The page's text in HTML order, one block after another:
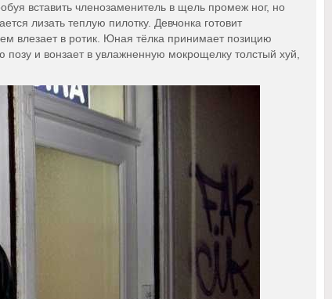
вставить членозаменитель в щель промеж ног, но
лизать теплую пилотку. Девчонка готовит
влезает в ротик. Юная тёлка принимает позицию
и вонзает в увлажненную мокрощелку толстый хуй,